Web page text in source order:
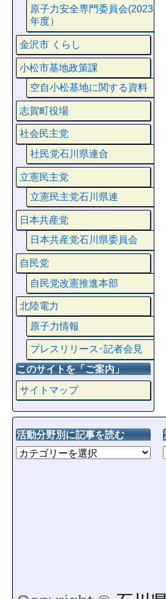
原子力安全専門委員会(2023
年度）
金沢市 くらし
小松市基地政策課
空自小松基地に関する資料
志賀町役場
社会民主党
社民党石川県連合
立憲民主党
立憲民主党石川県連
日本共産党
日本共産党石川県委員会
自民党
自民党改憲推進本部
北陸電力
原子力情報
プレスリリース･記者会見
このサイトを「ご案内」
サイトマップ
活動分野別に記事を読む